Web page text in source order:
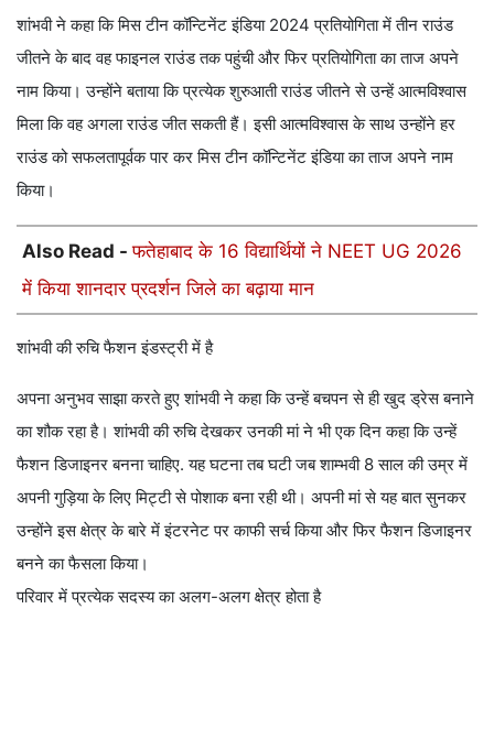
शांभवी ने कहा कि मिस टीन कॉन्टिनेंट इंडिया 2024 प्रतियोगिता में तीन राउंड
जीतने के बाद वह फाइनल राउंड तक पहुंची और फिर प्रतियोगिता का ताज अपने
नाम किया। उन्होंने बताया कि प्रत्येक शुरुआती राउंड जीतने से उन्हें आत्मविश्वास
मिला कि वह अगला राउंड जीत सकती हैं। इसी आत्मविश्वास के साथ उन्होंने हर
राउंड को सफलतापूर्वक पार कर मिस टीन कॉन्टिनेंट इंडिया का ताज अपने नाम
किया।
Also Read -फतेहाबाद के 16 विद्यार्थियों ने NEET UG 2026
में किया शानदार प्रदर्शन जिले का बढ़ाया मान
शांभवी की रुचि फैशन इंडस्ट्री में है
अपना अनुभव साझा करते हुए शांभवी ने कहा कि उन्हें बचपन से ही खुद ड्रेस बनाने
का शौक रहा है। शांभवी की रुचि देखकर उनकी मां ने भी एक दिन कहा कि उन्हें
फैशन डिजाइनर बनना चाहिए. यह घटना तब घटी जब शाम्भवी 8 साल की उम्र में
अपनी गुड़िया के लिए मिट्टी से पोशाक बना रही थी। अपनी मां से यह बात सुनकर
उन्होंने इस क्षेत्र के बारे में इंटरनेट पर काफी सर्च किया और फिर फैशन डिजाइनर
बनने का फैसला किया।
परिवार में प्रत्येक सदस्य का अलग-अलग क्षेत्र होता है